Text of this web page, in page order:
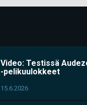
Video: Testissä
-pelikuulokkeet
15.6.2026